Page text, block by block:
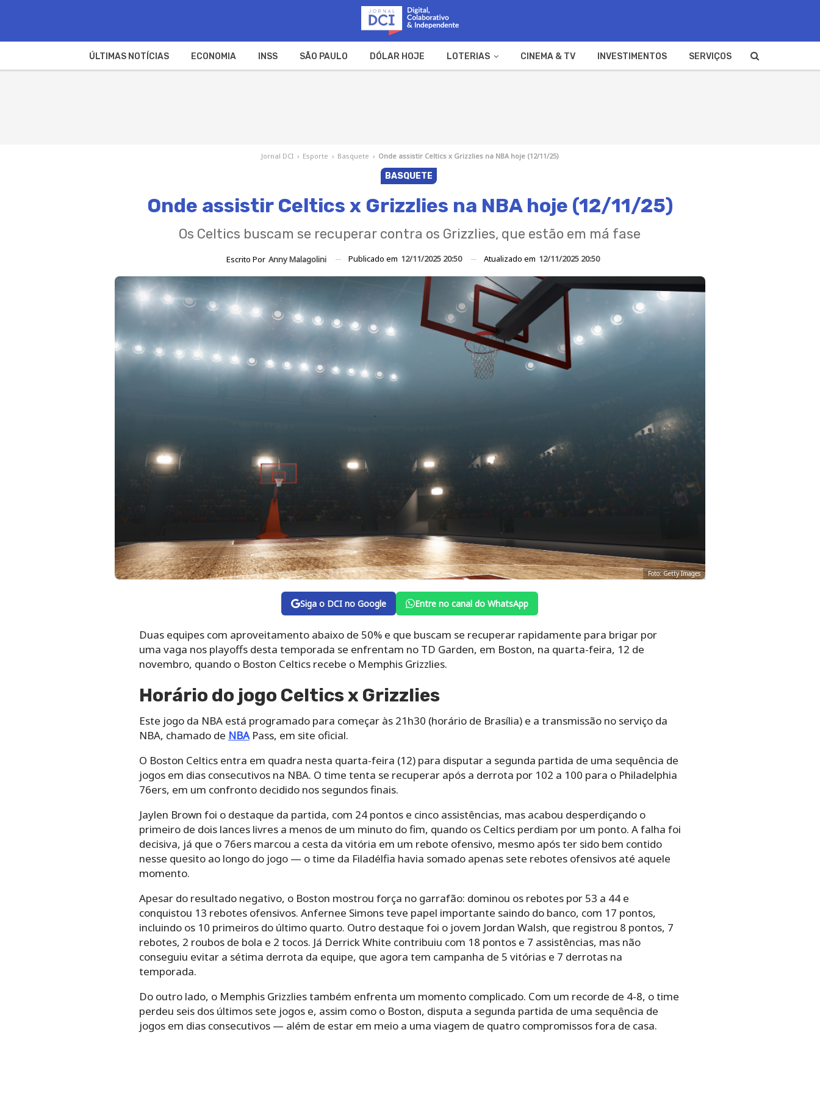
ÚLTIMAS NOTÍCIAS ECONOMIA INSS SÃO PAULO DÓLAR HOJE LOTERIAS CINEMA & TV INVESTIMENTOS SERVIÇOS
Jornal DCI › Esporte › Basquete › Onde assistir Celtics x Grizzlies na NBA hoje (12/11/25)
BASQUETE
Onde assistir Celtics x Grizzlies na NBA hoje (12/11/25)
Os Celtics buscam se recuperar contra os Grizzlies, que estão em má fase
Escrito Por Anny Malagolini Publicado em 12/11/2025 20:50 Atualizado em 12/11/2025 20:50
Foto: Getty Images
Siga o DCI no Google Entre no canal do WhatsApp
Duas equipes com aproveitamento abaixo de 50% e que buscam se recuperar rapidamente para brigar por
uma vaga nos playoffs desta temporada se enfrentam no TD Garden, em Boston, na quarta-feira, 12 de
novembro, quando o Boston Celtics recebe o Memphis Grizzlies.
Horário do jogo Celtics x Grizzlies
Este jogo da NBA está programado para começar às 21h30 (horário de Brasília) e a transmissão no serviço da
NBA, chamado de NBAPass, em site oficial.
O Boston Celtics entra em quadra nesta quarta-feira (12) para disputar a segunda partida de uma sequência de
jogos em dias consecutivos na NBA. O time tenta se recuperar após a derrota por 102 a 100 para o Philadelphia
76ers, em um confronto decidido nos segundos finais.
Jaylen Brown foi o destaque da partida, com 24 pontos e cinco assistências, mas acabou desperdiçando o
primeiro de dois lances livres a menos de um minuto do fim, quando os Celtics perdiam por um ponto. A falha foi
decisiva, já que o 76ers marcou a cesta da vitória em um rebote ofensivo, mesmo após ter sido bem contido
nesse quesito ao longo do jogo — o time da Filadélfia havia somado apenas sete rebotes ofensivos até aquele
momento.
Apesar do resultado negativo, o Boston mostrou força no garrafão: dominou os rebotes por 53 a 44 e
conquistou 13 rebotes ofensivos. Anfernee Simons teve papel importante saindo do banco, com 17 pontos,
incluindo os 10 primeiros do último quarto. Outro destaque foi o jovem Jordan Walsh, que registrou 8 pontos, 7
rebotes, 2 roubos de bola e 2 tocos. Já Derrick White contribuiu com 18 pontos e 7 assistências, mas não
conseguiu evitar a sétima derrota da equipe, que agora tem campanha de 5 vitórias e 7 derrotas na
temporada.
Do outro lado, o Memphis Grizzlies também enfrenta um momento complicado. Com um recorde de 4-8, o time
perdeu seis dos últimos sete jogos e, assim como o Boston, disputa a segunda partida de uma sequência de
jogos em dias consecutivos — além de estar em meio a uma viagem de quatro compromissos fora de casa.